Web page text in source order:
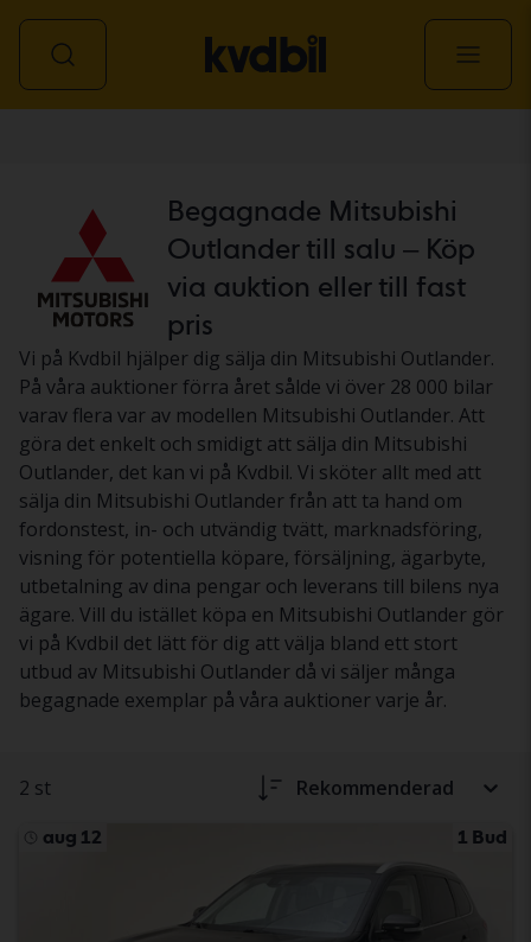
Begagnade Mitsubishi
Outlander till salu – Köp
via auktion eller till fast
pris
Vi på Kvdbil hjälper dig sälja din Mitsubishi Outlander.
På våra auktioner förra året sålde vi över 28 000 bilar
varav flera var av modellen Mitsubishi Outlander. Att
göra det enkelt och smidigt att sälja din Mitsubishi
Outlander, det kan vi på Kvdbil. Vi sköter allt med att
sälja din Mitsubishi Outlander från att ta hand om
fordonstest, in- och utvändig tvätt, marknadsföring,
visning för potentiella köpare, försäljning, ägarbyte,
utbetalning av dina pengar och leverans till bilens nya
ägare. Vill du istället köpa en Mitsubishi Outlander gör
vi på Kvdbil det lätt för dig att välja bland ett stort
utbud av Mitsubishi Outlander då vi säljer många
begagnade exemplar på våra auktioner varje år.
2 st Rekommenderad
aug 12 1 Bud